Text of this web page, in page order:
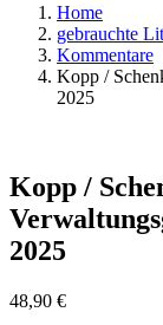
Home
gebrauchte
Kommentare
Kopp /
2025
Kopp /
2025
48,90 €